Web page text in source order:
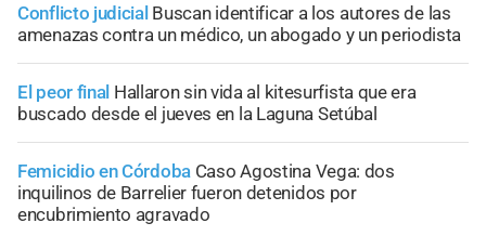
Conflicto judicial Buscan identificar a los autores de las
amenazas contra un médico, un abogado y un periodista
El peor final Hallaron sin vida al kitesurfista que era
buscado desde el jueves en la Laguna Setúbal
Femicidio en Córdoba Caso Agostina Vega: dos
inquilinos de Barrelier fueron detenidos por
encubrimiento agravado